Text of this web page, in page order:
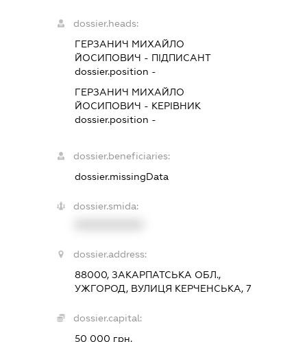
dossier.heads:
ГЕРЗАНИЧ МИХАЙЛО
ЙОСИПОВИЧ - ПІДПИСАНТ
dossier.position -
ГЕРЗАНИЧ МИХАЙЛО
ЙОСИПОВИЧ - КЕРІВНИК
dossier.position -
dossier.beneficiaries:
dossier.missingData
dossier.smida:
dossier.address:
88000, ЗАКАРПАТСЬКА ОБЛ.,
УЖГОРОД, ВУЛИЦЯ КЕРЧЕНСЬКА, 7
dossier.capital:
50 000 грн.